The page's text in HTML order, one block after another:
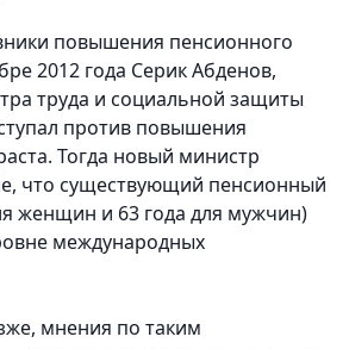
повышения пенсионного
2012 года Серик Абденов,
труда и социальной защиты
против повышения
Тогда новый министр
что существующий пенсионный
женщин и 63 года для мужчин)
международных
мнения по таким